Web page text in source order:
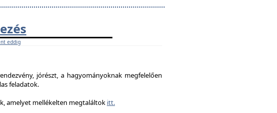
eddig
jórészt, a hagyományoknak megfelelően
feladatok.
amelyet mellékelten megtaláltok itt.